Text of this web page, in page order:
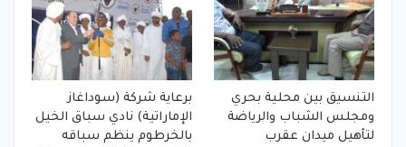
التنسيق بين محلية بحري
ومجلس الشباب والرياضة
لتأهيل ميدان عقرب
برعاية شركة (سوداغاز
الإماراتية) نادي سباق الخيل
بالخرطوم ينظم سباقه